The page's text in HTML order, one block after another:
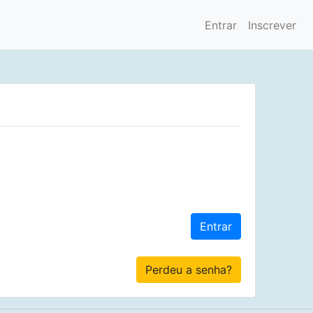
Entrar Inscrever
Entrar
Perdeu a senha?